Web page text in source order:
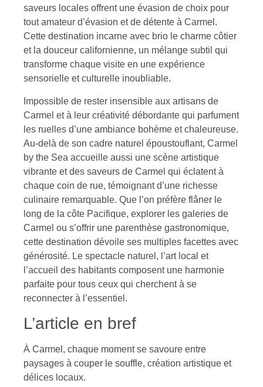
saveurs locales offrent une évasion de choix pour
tout amateur d’évasion et de détente à Carmel.
Cette destination incarne avec brio le charme côtier
et la douceur californienne, un mélange subtil qui
transforme chaque visite en une expérience
sensorielle et culturelle inoubliable.
Impossible de rester insensible aux artisans de
Carmel et à leur créativité débordante qui parfument
les ruelles d’une ambiance bohème et chaleureuse.
Au-delà de son cadre naturel époustouflant, Carmel
by the Sea accueille aussi une scène artistique
vibrante et des saveurs de Carmel qui éclatent à
chaque coin de rue, témoignant d’une richesse
culinaire remarquable. Que l’on préfère flâner le
long de la côte Pacifique, explorer les galeries de
Carmel ou s’offrir une parenthèse gastronomique,
cette destination dévoile ses multiples facettes avec
générosité. Le spectacle naturel, l’art local et
l’accueil des habitants composent une harmonie
parfaite pour tous ceux qui cherchent à se
reconnecter à l’essentiel.
L’article en bref
À Carmel, chaque moment se savoure entre
paysages à couper le souffle, création artistique et
délices locaux.